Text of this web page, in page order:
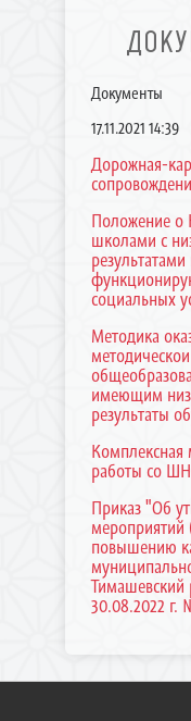
Документы
17.11.2021 14:39
Дорожная-
Положение о
школами с
социальных
Методика
имеющим
результаты
Комплексная
работы со
Приказ "Об
мероприятий
повышению
Тимашевский
30.08.2022 г.